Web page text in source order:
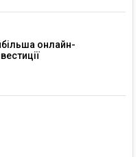
онлайн-